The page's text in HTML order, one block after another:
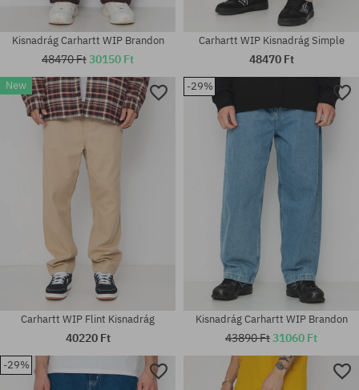
Elérhető méretek:
30; 31; 32; 34
Elérhető méretek:
30; 31; 32; 34
Kisnadrág Carhartt WIP Brandon
48470 Ft30150 Ft
Elérhető méretek:
Carhartt WIP Kisnadrág Simple
48470 Ft
New
Carhartt WIP Flint Kisnadrág
40220 Ft
-29%
Kisnadrág Carhartt WIP Brandon
43890 Ft31060 Ft
-29%